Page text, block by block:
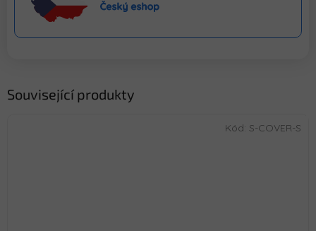
Související produkty
Kód: S-COVER-S